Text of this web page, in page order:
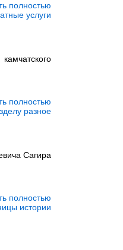
полностью
услуги
полностью
разное
Сагира
полностью
истории